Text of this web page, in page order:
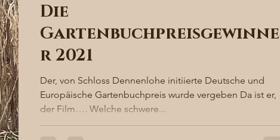
Die
Gartenbuchpreisgewinne
r 2021
Der, von Schloss Dennenlohe initiierte Deutsche und
Europäische Gartenbuchpreis wurde vergeben Da ist er,
der Film…. Welche schwere...